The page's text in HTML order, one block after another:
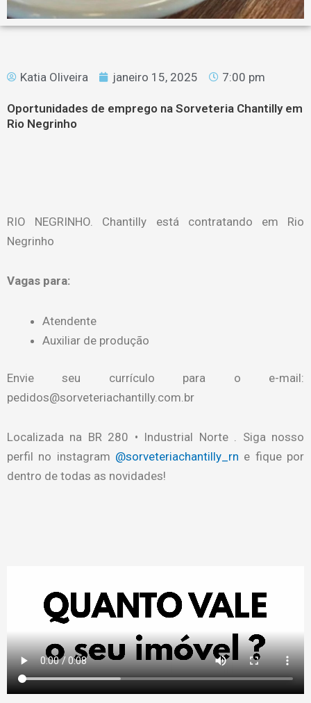
Katia Oliveira janeiro 15, 2025 7:00 pm
Oportunidades de emprego na Sorveteria Chantilly em
Rio Negrinho
RIO NEGRINHO. Chantilly está contratando em Rio
Negrinho
Vagas para:
Atendente
Auxiliar de produção
Envie seu currículo para o e-mail:
pedidos@sorveteriachantilly.com.br
Localizada na BR 280 • Industrial Norte . Siga nosso
perfil no instagram @sorveteriachantilly_rn e fique por
dentro de todas as novidades!